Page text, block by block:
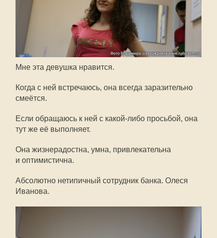
Мне эта девушка нравится.
Когда с ней встречаюсь, она всегда заразительно
смеётся.
Если обращаюсь к ней с какой-либо просьбой, она
тут же её выполняет.
Она жизнерадостна, умна, привлекательна
и оптимистична.
Абсолютно нетипичный сотрудник банка. Олеся
Иванова.